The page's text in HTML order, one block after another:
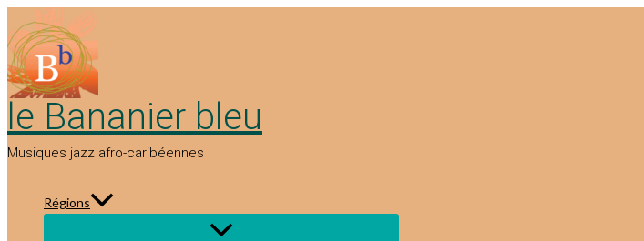
au
contenu
le Bananier bleu
Musiques jazz afro-caribéennes
Régions